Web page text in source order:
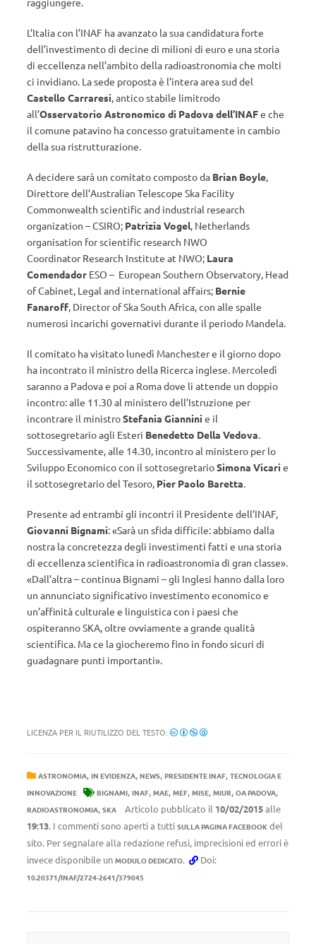
L’Italia con l’INAF ha avanzato la sua candidatura forte
dell’investimento di decine di milioni di euro e una storia
di eccellenza nell’ambito della radioastronomia che molti
ci invidiano. La sede proposta è l’intera area sud del
Castello Carraresi, antico stabile limitrodo
all’Osservatorio Astronomico di Padova dell’INAFe che
il comune patavino ha concesso gratuitamente in cambio
della sua ristrutturazione.
A decidere sarà un comitato composto da Brian Boyle,
Direttore dell’Australian Telescope Ska Facility
Commonwealth scientific and industrial research
organization – CSIRO; Patrizia Vogel, Netherlands
organisation for scientific research NWO
Coordinator Research Institute at NWO; Laura
Comendador ESO – European Southern Observatory, Head
of Cabinet, Legal and international affairs; Bernie
Fanaroff, Director of Ska South Africa, con alle spalle
numerosi incarichi governativi durante il periodo Mandela.
Il comitato ha visitato lunedì Manchester e il giorno dopo
ha incontrato il ministro della Ricerca inglese. Mercoledì
saranno a Padova e poi a Roma dove li attende un doppio
incontro: alle 11.30 al ministero dell’Istruzione per
incontrare il ministroStefania Giannini e il
sottosegretario agli Esteri Benedetto Della Vedova.
Successivamente, alle 14.30, incontro al ministero per lo
Sviluppo Economico con il sottosegretarioSimona Vicari e
il sottosegretario del Tesoro, Pier Paolo Baretta.
Presente ad entrambi gli incontri il Presidente dell’INAF,
Giovanni Bignami: «Sarà un sfida difficile: abbiamo dalla
nostra la concretezza degli investimenti fatti e una storia
di eccellenza scientifica in radioastronomia di gran classe».
«Dall’altra – continua Bignami – gli Inglesi hanno dalla loro
un annunciato significativo investimento economico e
un’affinità culturale e linguistica con i paesi che
ospiteranno SKA, oltre ovviamente a grande qualità
scientifica. Ma ce la giocheremo fino in fondo sicuri di
guadagnare punti importanti».
LICENZA PER IL RIUTILIZZO DEL TESTO:
ASTRONOMIA, IN EVIDENZA, NEWS, PRESIDENTE INAF, TECNOLOGIA E
INNOVAZIONE
BIGNAMI, INAF, MAE, MEF, MISE, MIUR, OA PADOVA,
RADIOASTRONOMIA, SKA Articolo pubblicato il 10/02/2015alle
19:13. I commenti sono aperti a tutti SULLA PAGINA FACEBOOK del
sito. Per segnalare alla redazione refusi, imprecisioni ed errori è
invece disponibile un MODULO DEDICATO. Doi:
10.20371/INAF/2724-2641/379045